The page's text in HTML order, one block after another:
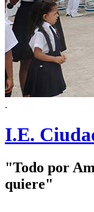
.
I.E.
"Todo por
quiere"